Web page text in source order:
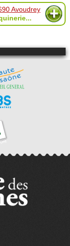
Avoudrey
...